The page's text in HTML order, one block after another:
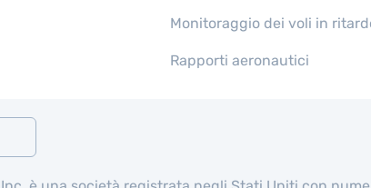
Monitoraggio dei voli in
Rapporti aeronautici